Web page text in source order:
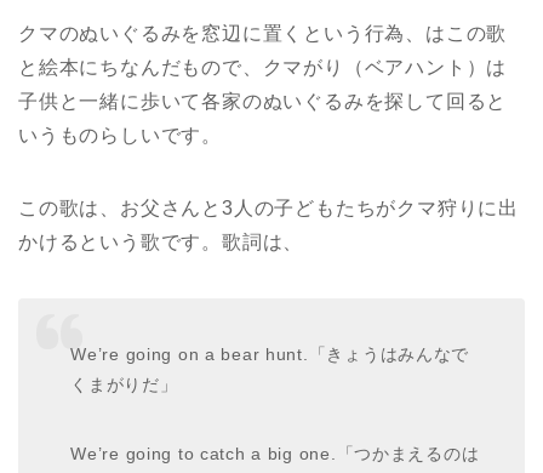
クマのぬいぐるみを窓辺に置くという行為、はこの歌
と絵本にちなんだもので、クマがり（ベアハント）は
子供と一緒に歩いて各家のぬいぐるみを探して回ると
いうものらしいです。
この歌は、お父さんと3人の子どもたちがクマ狩りに出
かけるという歌です。歌詞は、
We’re going on a bear hunt.「きょうはみんなで
くまがりだ」
We’re going to catch a big one.「つかまえるのは